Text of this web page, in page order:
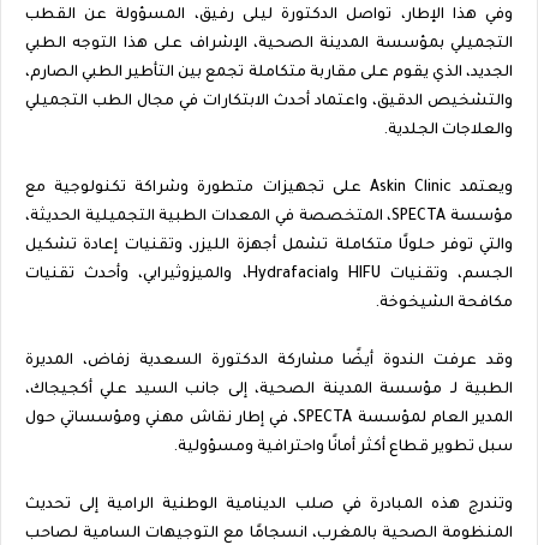
وفي هذا الإطار، تواصل الدكتورة ليلى رفيق، المسؤولة عن القطب
التجميلي بمؤسسة المدينة الصحية، الإشراف على هذا التوجه الطبي
الجديد، الذي يقوم على مقاربة متكاملة تجمع بين التأطير الطبي الصارم،
والتشخيص الدقيق، واعتماد أحدث الابتكارات في مجال الطب التجميلي
والعلاجات الجلدية.
ويعتمد Askin Clinic على تجهيزات متطورة وشراكة تكنولوجية مع
مؤسسة SPECTA، المتخصصة في المعدات الطبية التجميلية الحديثة،
والتي توفر حلولًا متكاملة تشمل أجهزة الليزر، وتقنيات إعادة تشكيل
الجسم، وتقنيات HIFU وHydrafacial، والميزوثيرابي، وأحدث تقنيات
مكافحة الشيخوخة.
وقد عرفت الندوة أيضًا مشاركة الدكتورة السعدية زفاض، المديرة
الطبية لـ مؤسسة المدينة الصحية، إلى جانب السيد علي أكجيجاك،
المدير العام لمؤسسة SPECTA، في إطار نقاش مهني ومؤسساتي حول
سبل تطوير قطاع أكثر أمانًا واحترافية ومسؤولية.
وتندرج هذه المبادرة في صلب الدينامية الوطنية الرامية إلى تحديث
المنظومة الصحية بالمغرب، انسجامًا مع التوجيهات السامية لصاحب